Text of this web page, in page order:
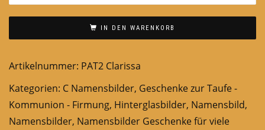
IN DEN WARENKORB
Artikelnummer: PAT2 Clarissa
Kategorien: C Namensbilder, Geschenke zur Taufe -
Kommunion - Firmung, Hinterglasbilder, Namensbild,
Namensbilder, Namensbilder Geschenke für viele